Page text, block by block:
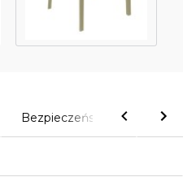
Bezpieczeństwo